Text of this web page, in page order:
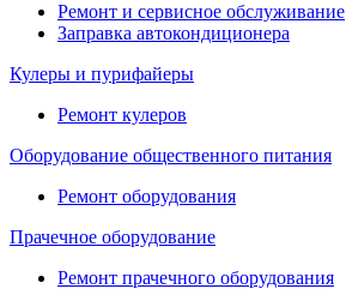
Ремонт и сервисное обслуживание
Заправка автокондиционера
Кулеры и пурифайеры
Ремонт кулеров
Оборудование общественного питания
Ремонт оборудования
Прачечное оборудование
Ремонт прачечного оборудования